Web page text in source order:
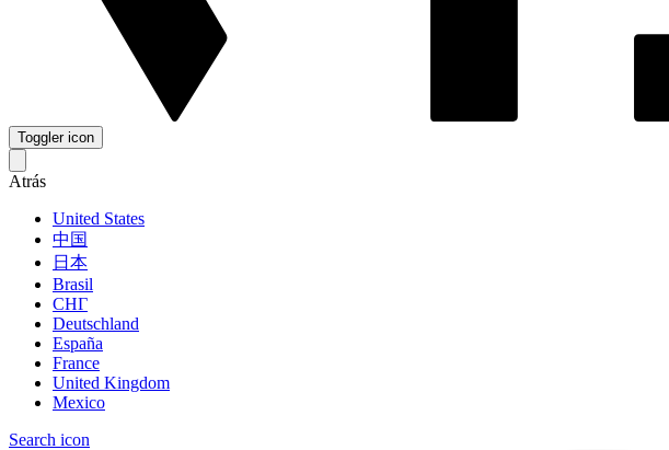
Toggler icon
Atrás
United States
中国
日本
Brasil
СНГ
Deutschland
España
France
United Kingdom
Mexico
Search icon